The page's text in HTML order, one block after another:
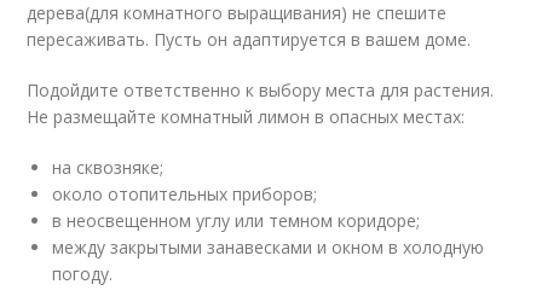
дерева(для комнатного выращивания) не спешите
пересаживать. Пусть он адаптируется в вашем доме.
Подойдите ответственно к выбору места для растения.
Не размещайте комнатный лимон в опасных местах:
на сквозняке;
около отопительных приборов;
в неосвещенном углу или темном коридоре;
между закрытыми занавесками и окном в холодную
погоду.